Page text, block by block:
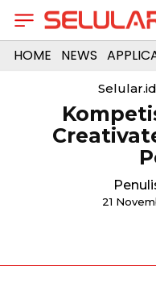
HOME NEWS
21